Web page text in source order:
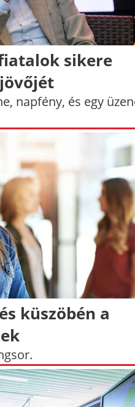
sikere
napfény, és egy
küszöbén a